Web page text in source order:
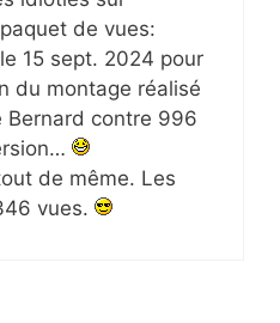
de vues:
15 sept. 2024 pour
du montage réalisé
Bernard contre 996
de même. Les
vues.